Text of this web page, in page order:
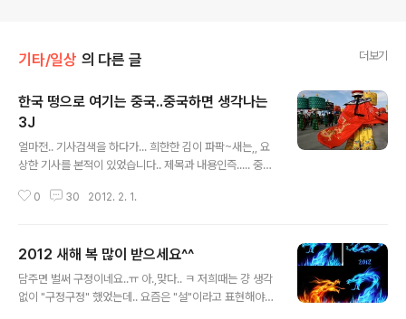
기타/일상 의 다른 글 더보기
한국 떵으로 여기는 중국..중국하면 생각나는
3J
얼마전.. 기사검색을 하다가... 희한한 김이 파팍~새는,, 요
상한 기사를 본적이 있었습니다.. 제목과 내용인즉..... 중국
~3위는?" 바로.... 1위: 역사왜곡 2위: 건방짐 3위: 성형
"중국인들하면...떠오르는....그지같은 이미지 1위에서 3
위.... 소위말하는 짱께 쓰리-따블 제이(3JJ)를 제 머릿속
에 순간 떠오르는 것들로만 함 정리해 봤네요...ㅋㅋ JJak
0 30 2012. 2. 1.
2012 새해 복 많이 받으세요^^
담주면 벌써 구정이네요..ㅠ 아.,맞다.. ㅋ 저희때는 걍 생각
없이 "구정구정" 했었는데.. 요즘은 "설"이라고 표현해야